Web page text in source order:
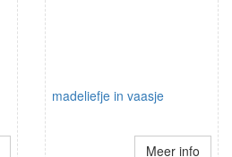
madeliefje in vaasje
Meer info